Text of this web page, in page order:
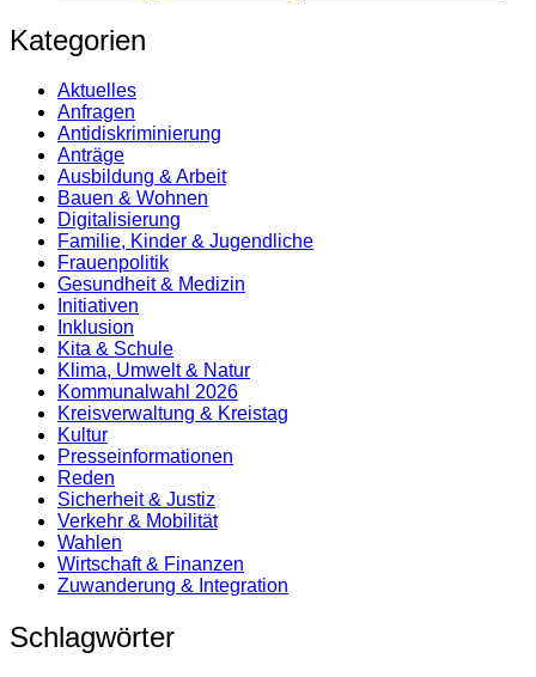
Kategorien
Aktuelles
Anfragen
Antidiskrimi­nierung
Anträge
Ausbildung & Arbeit
Bauen & Wohnen
Digitalisierung
Familie, Kinder & Jugendliche
Frauenpolitik
Gesundheit & Medizin
Initiativen
Inklusion
Kita & Schule
Klima, Umwelt & Natur
Kommunalwahl 2026
Kreisverwaltung & Kreistag
Kultur
Presse­informationen
Reden
Sicherheit & Justiz
Verkehr & Mobilität
Wahlen
Wirtschaft & Finanzen
Zuwanderung & Integration
Schlagwörter